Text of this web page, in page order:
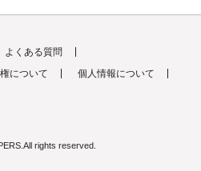
よくある質問
について
個人情報について
rights reserved.